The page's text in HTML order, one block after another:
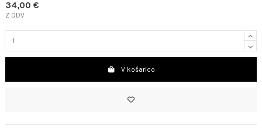
34,00 €
Z DDV
V košarico